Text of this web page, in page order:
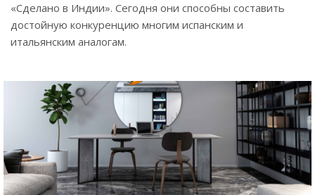
«Сделано в Индии». Сегодня они способны составить
достойную конкуренцию многим испанским и
итальянским аналогам.